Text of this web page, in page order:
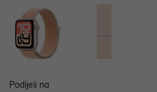
Podijeli na